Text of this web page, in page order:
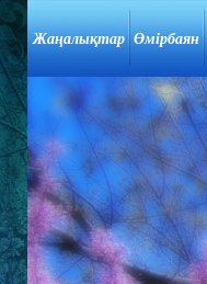
Жаңалықтар Өмірбаян